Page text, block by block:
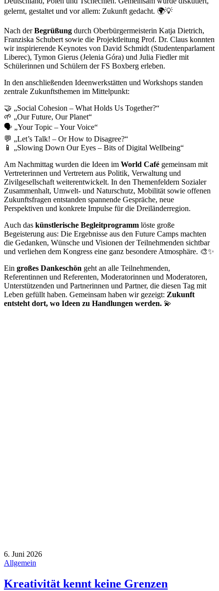
gelernt, gestaltet und vor allem: Zukunft gedacht. 🌍💡
Nach derBegrüßung durch Oberbürgermeisterin Katja Dietrich,
Franziska Schubert sowie die Projektleitung Prof. Dr. Claus konnten
wir inspirierende Keynotes von David Schmidt (Studentenparlament
Liberec), Tymon Gierus (Jelenia Góra) und Julia Fiedler mit
Schülerinnen und Schülern der FS Boxberg erleben.
In den anschließenden Ideenwerkstätten und Workshops standen
zentrale Zukunftsthemen im Mittelpunkt:
🤝 „Social Cohesion – What Holds Us Together?“
🌱 „Our Future, Our Planet“
🗣️ „Your Topic – Your Voice“
💬 „Let’s Talk! – Or How to Disagree?“
📱 „Slowing Down Our Eyes – Bits of Digital Wellbeing“
Am Nachmittag wurden die Ideen im World Café gemeinsam mit
Vertreterinnen und Vertretern aus Politik, Verwaltung und
Zivilgesellschaft weiterentwickelt. In den Themenfeldern Sozialer
Zusammenhalt, Umwelt- und Naturschutz, Mobilität sowie offenen
Zukunftsfragen entstanden spannende Gespräche, neue
Perspektiven und konkrete Impulse für die Dreiländerregion.
Auch das künstlerische Begleitprogramm löste große
Begeisterung aus: Die Ergebnisse aus den Future Camps machten
die Gedanken, Wünsche und Visionen der Teilnehmenden sichtbar
und verliehen dem Kongress eine ganz besondere Atmosphäre. 🎨✨
Ein großes Dankeschön geht an alle Teilnehmenden,
Referentinnen und Referenten, Moderatorinnen und Moderatoren,
Unterstützenden und Partnerinnen und Partner, die diesen Tag mit
Leben gefüllt haben. Gemeinsam haben wir gezeigt: Zukunft
entsteht dort, wo Ideen zu Handlungen werden. 💫
6. Juni 2026
Allgemein
Kreativität kennt keine Grenzen